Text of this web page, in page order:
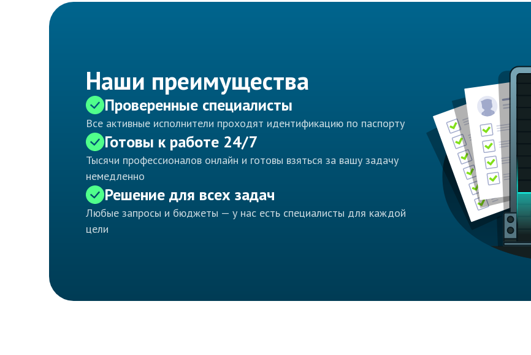
Наши преимущества
Проверенные специалисты
Все активные исполнители проходят идентификацию по паспорту
Готовы к работе 24/7
Тысячи профессионалов онлайн и готовы взяться за вашу задачу
немедленно
Решение для всех задач
Любые запросы и бюджеты — у нас есть специалисты для каждой
цели